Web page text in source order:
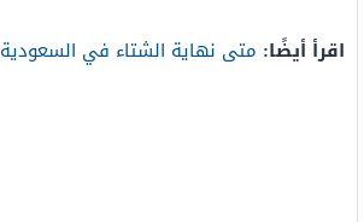
اقرأ أيضًا: متى نهاية الشتاء في السعودية